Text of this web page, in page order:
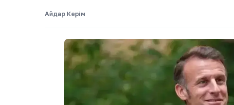
Айдар Керім